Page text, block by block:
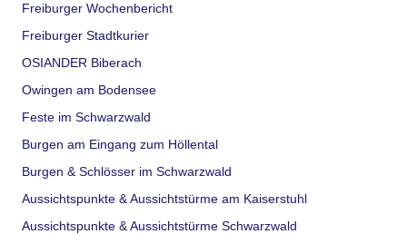
Freiburger Wochenbericht
Freiburger Stadtkurier
OSIANDER Biberach
Owingen am Bodensee
Feste im Schwarzwald
Burgen am Eingang zum Höllental
Burgen & Schlösser im Schwarzwald
Aussichtspunkte & Aussichtstürme am Kaiserstuhl
Aussichtspunkte & Aussichtstürme Schwarzwald